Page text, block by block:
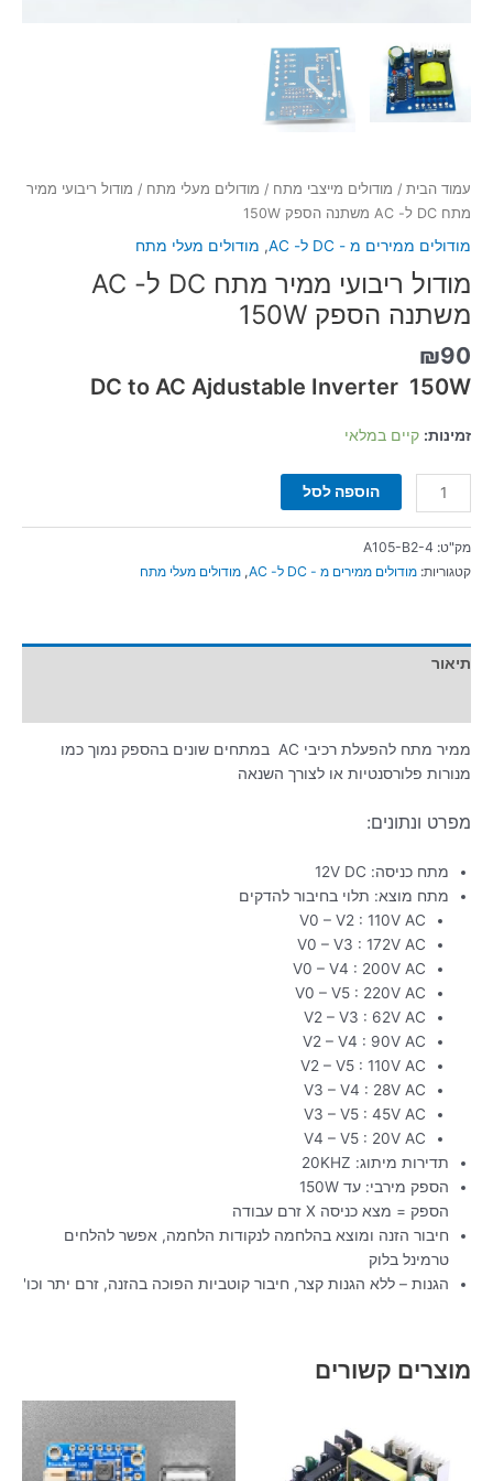
עמוד הבית / מודולים מייצבי מתח / מודולים מעלי מתח / מודול ריבועי ממיר
מתח DC ל- AC משתנה הספק 150W
מודולים ממירים מ - DC ל- AC , מודולים מעלי מתח
מודול ריבועי ממיר מתח DC ל- AC
משתנה הספק 150W
₪90
DC to AC Ajdustable Inverter 150W
זמינות: קיים במלאי
הוספה לסל
מק"ט: A105-B2-4
קטגוריות: מודולים ממירים מ - DC ל- AC , מודולים מעלי מתח
תיאור
ממיר מתח להפעלת רכיבי AC במתחים שונים בהספק נמוך כמו
מנורות פלורסנטיות או לצורך השנאה
מפרט ונתונים:
מתח כניסה: 12V DC
מתח מוצא: תלוי בחיבור להדקים
V0 – V2 : 110V AC
V0 – V3 : 172V AC
V0 – V4 : 200V AC
V0 – V5 : 220V AC
V2 – V3 : 62V AC
V2 – V4 : 90V AC
V2 – V5 : 110V AC
V3 – V4 : 28V AC
V3 – V5 : 45V AC
V4 – V5 : 20V AC
תדירות מיתוג: 20KHZ
הספק מירבי: עד 150W
הספק = מצא כניסה X זרם עבודה
חיבור הזנה ומוצא בהלחמה לנקודות הלחמה, אפשר להלחים
טרמינל בלוק
הגנות – ללא הגנות קצר, חיבור קוטביות הפוכה בהזנה, זרם יתר וכו'
מוצרים קשורים